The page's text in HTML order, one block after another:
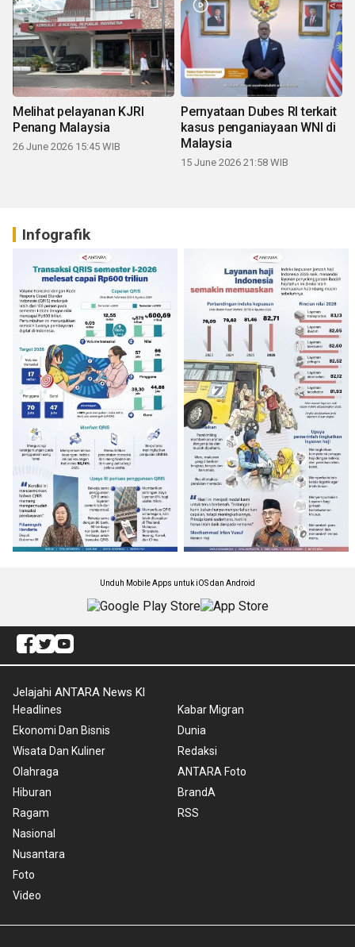
Melihat pelayanan KJRI
Penang Malaysia
26 June 2026 15:45 WIB
Pernyataan Dubes RI terkait
kasus penganiayaan WNI di
Malaysia
15 June 2026 21:58 WIB
Infografik
Unduh Mobile Apps untuk iOS dan Android
Jelajahi ANTARA News Kl
Headlines
Ekonomi Dan Bisnis
Wisata Dan Kuliner
Olahraga
Hiburan
Ragam
Nasional
Nusantara
Foto
Video
Kabar Migran
Dunia
Redaksi
ANTARA Foto
BrandA
RSS